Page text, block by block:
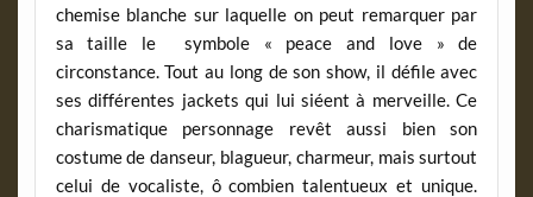
chemise blanche sur laquelle on peut remarquer par
sa taille le symbole « peace and love » de
circonstance. Tout au long de son show, il défile avec
ses différentes jackets qui lui siéent à merveille. Ce
charismatique personnage revêt aussi bien son
costume de danseur, blagueur, charmeur, mais surtout
celui de vocaliste, ô combien talentueux et unique.